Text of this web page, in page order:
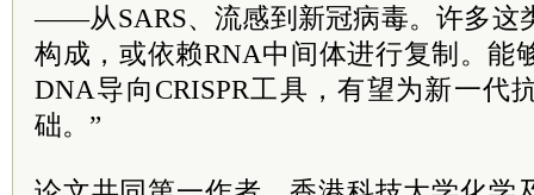
——从SARS、流感到新冠病毒。许多这
构成，或依赖RNA中间体进行复制。能
DNA导向CRISPR工具，有望为新一代
础。”